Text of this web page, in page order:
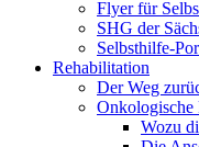
Flyer für
SHG der
Selbsthilfe-
Rehabilitation
Der Weg
Onkologische
Wozu